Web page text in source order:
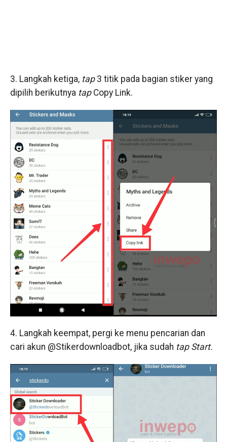
3. Langkah ketiga, tap3 titik pada bagian stiker yang
dipilih berikutnya tapCopy Link.
4. Langkah keempat, pergi ke menu pencarian dan
cari akun @Stikerdownloadbot, jika sudah tap Start.